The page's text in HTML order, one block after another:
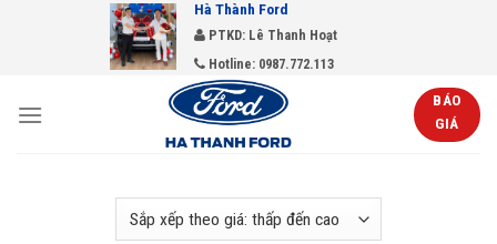
Hà Thành Ford
PTKD: Lê Thanh Hoạt
Hotline: 0987.772.113
BÁO
GIÁ